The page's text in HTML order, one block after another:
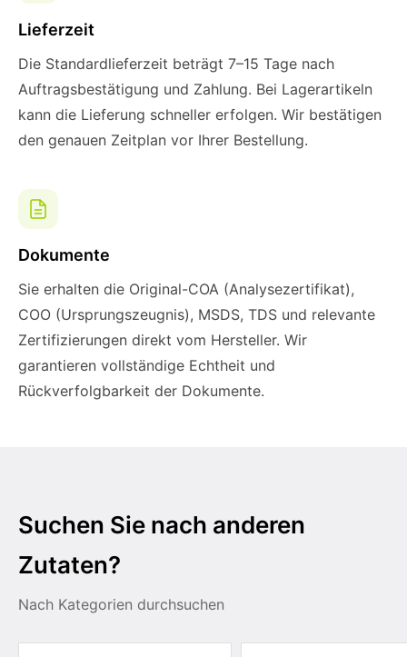
Lieferzeit
Die Standardlieferzeit beträgt 7–15 Tage nach
Auftragsbestätigung und Zahlung. Bei Lagerartikeln
kann die Lieferung schneller erfolgen. Wir bestätigen
den genauen Zeitplan vor Ihrer Bestellung.
Dokumente
Sie erhalten die Original-COA (Analysezertifikat),
COO (Ursprungszeugnis), MSDS, TDS und relevante
Zertifizierungen direkt vom Hersteller. Wir
garantieren vollständige Echtheit und
Rückverfolgbarkeit der Dokumente.
Suchen Sie nach anderen
Zutaten?
Nach Kategorien durchsuchen